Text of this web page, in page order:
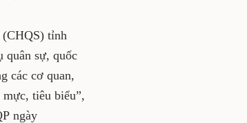
(CHQS) tỉnh
quân sự, quốc
các cơ quan,
tiêu biểu”,
ngày